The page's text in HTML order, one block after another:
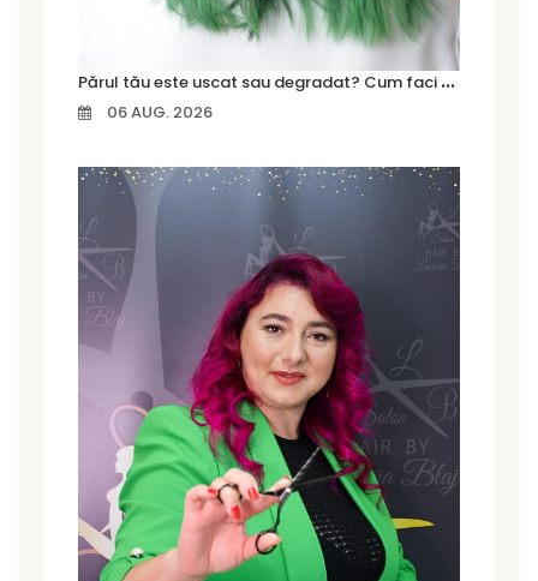
P
ărul tău este uscat sau degradat? Cum faci diferența și ce tratament are nevoie
06 AUG. 2026